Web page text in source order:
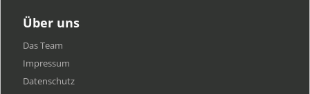
Über uns
Das Team
Impressum
Datenschutz